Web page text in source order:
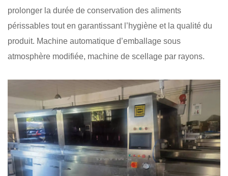
prolonger la durée de conservation des aliments
périssables tout en garantissant l’hygiène et la qualité du
produit. Machine automatique d’emballage sous
atmosphère modifiée, machine de scellage par rayons.